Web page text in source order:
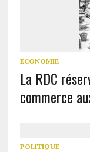
ECONOMIE
La RDC
commerce
POLITIQUE